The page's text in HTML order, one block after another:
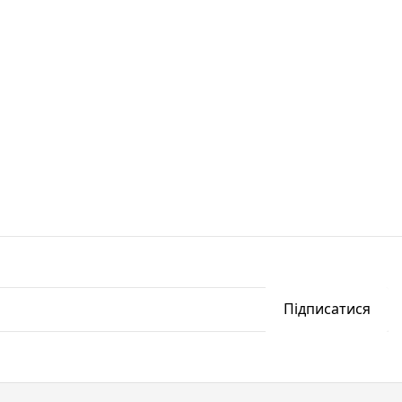
Підписатися